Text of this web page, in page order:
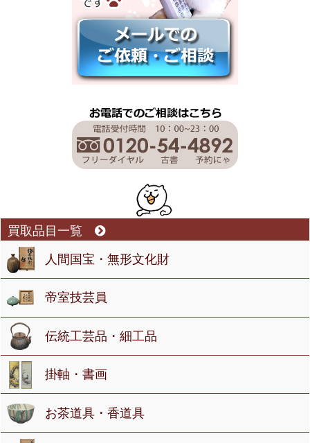
買取品目一覧
人間国宝・無形文化財
帝室技芸員
伝統工芸品・細工品
掛軸・書画
お茶道具・香道具